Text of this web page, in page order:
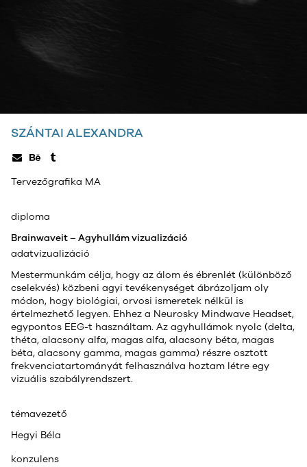
SZÁNTAI ALEXANDRA
Tervezőgrafika MA
diploma
Brainwaveit – Agyhullám vizualizáció
adatvizualizáció
Mestermunkám célja, hogy az álom és ébrenlét (különböző
cselekvés) közbeni agyi tevékenységet ábrázoljam oly
módon, hogy biológiai, orvosi ismeretek nélkül is
értelmezhető legyen. Ehhez a Neurosky Mindwave Headset,
egypontos EEG-t használtam. Az agyhullámok nyolc (delta,
théta, alacsony alfa, magas alfa, alacsony béta, magas
béta, alacsony gamma, magas gamma) részre osztott
frekvenciatartományát felhasználva hoztam létre egy
vizuális szabályrendszert.
témavezető
Hegyi Béla
konzulens